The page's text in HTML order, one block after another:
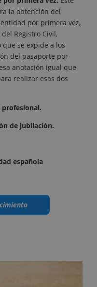
la obtención del
por primera vez,
Registro Civil,
se expide a los
del pasaporte por
anotación igual que
realizar esas dos
profesional.
de jubilación.
española